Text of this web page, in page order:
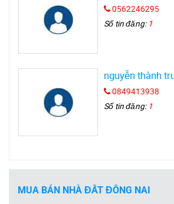
0562246295
Số tin đăng: 1
nguyễn thành
0849413938
Số tin đăng: 1
MUA BÁN NHÀ ĐẤT ĐỒNG NAI